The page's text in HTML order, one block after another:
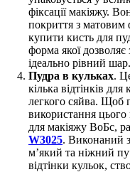
фіксації макіяжу.
покриття з матовим
купити кисть для
форма якої
ідеально рівний шар.
Пудра в кульках.
кілька відтінків
легкого сяйва. Щоб
використання
для макіяжу ВоБс,
W3025. Виконаний
м’який та ніжний
відтінки кульок,